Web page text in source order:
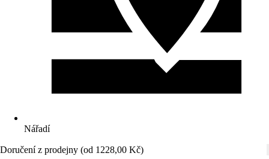
Nářadí
Doručení z prodejny (od 1228,00 Kč)